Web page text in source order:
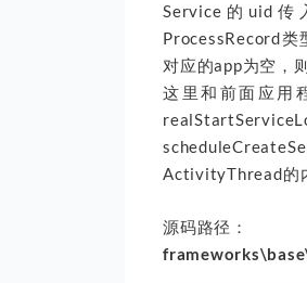
Service的uid传
ProcessRecord
对应的app为空，
这里和前面应用
ActivityThread的
源码路径：